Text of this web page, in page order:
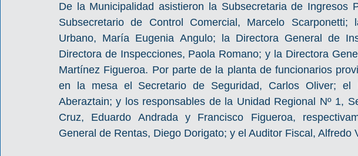
De la Municipalidad asistieron la Subsecretaria de Ingresos
Subsecretario de Control Comercial, Marcelo Scarponetti;
Urbano, María Eugenia Angulo; la Directora General de
Directora de Inspecciones, Paola Romano; y la Directora
Martínez Figueroa. Por parte de la planta de funcionarios
en la mesa el Secretario de Seguridad, Carlos Oliver;
Aberaztain; y los responsables de la Unidad Regional Nº 1,
Cruz, Eduardo Andrada y Francisco Figueroa,
General de Rentas, Diego Dorigato; y el Auditor Fiscal, Alfredo